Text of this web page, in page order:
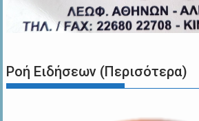
Ροή Ειδήσεων (Περισότερα)